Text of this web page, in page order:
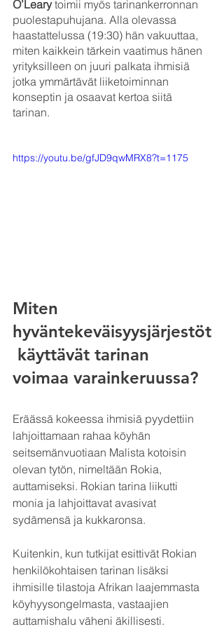
O’Leary toimii myös tarinankerronnan
puolestapuhujana. Alla olevassa
haastattelussa (19:30) hän vakuuttaa,
miten kaikkein tärkein vaatimus hänen
yrityksilleen on juuri palkata ihmisiä
jotka ymmärtävät liiketoiminnan
konseptin ja osaavat kertoa siitä
tarinan.
https://youtu.be/gfJD9qwMRX8?t=1175
Miten
hyväntekeväisyysjärjestöt
käyttävät tarinan
voimaa varainkeruussa?
Eräässä kokeessa ihmisiä pyydettiin
lahjoittamaan rahaa köyhän
seitsemänvuotiaan Malista kotoisin
olevan tytön, nimeltään Rokia,
auttamiseksi. Rokian tarina liikutti
monia ja lahjoittavat avasivat
sydämensä ja kukkaronsa.
Kuitenkin, kun tutkijat esittivät Rokian
henkilökohtaisen tarinan lisäksi
ihmisille tilastoja Afrikan laajemmasta
köyhyysongelmasta, vastaajien
auttamishalu väheni äkillisesti.